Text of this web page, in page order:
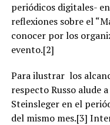
periódicos digitales-
reflexiones sobre el
conocer por los
evento.[2]
Para ilustrar los
respecto Russo alude
Steinsleger en el
del mismo mes.[3]